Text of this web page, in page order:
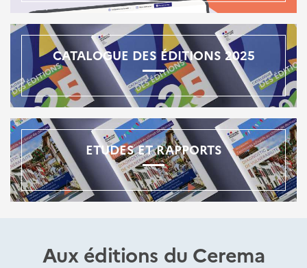
CATALOGUE DES ÉDITIONS 2025
ETUDES ET RAPPORTS
Aux éditions du Cerema